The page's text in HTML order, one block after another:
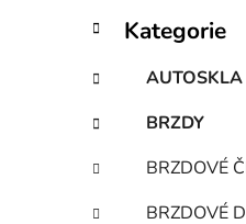
P
s
r
a
Přeskočit
kategorie
K
a
e
g
o
r
e
Kategorie
BRZDY
BRZDOVÉ
BRZDOVÉ